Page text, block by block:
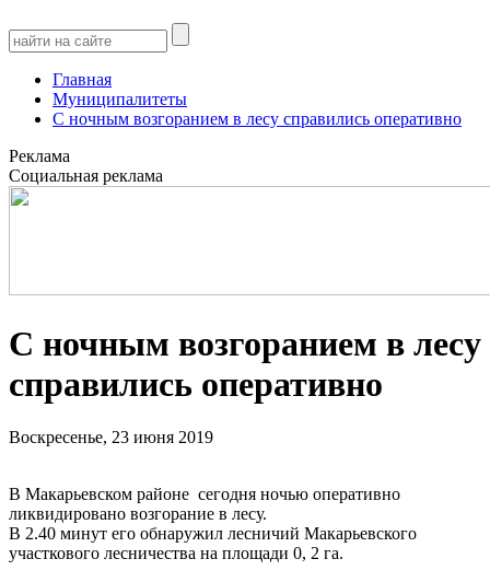
Главная
Муниципалитеты
C ночным возгоранием в лесу справились оперативно
Реклама
Социальная реклама
C ночным возгоранием в лесу
справились оперативно
Воскресенье, 23 июня 2019
В Макарьевском районе сегодня ночью оперативно
ликвидировано возгорание в лесу.
В 2.40 минут его обнаружил лесничий Макарьевского
участкового лесничества на площади 0, 2 га.